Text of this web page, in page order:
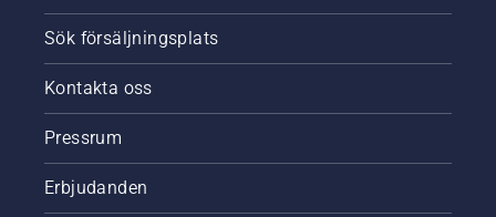
Sök försäljningsplats
Kontakta oss
Pressrum
Erbjudanden